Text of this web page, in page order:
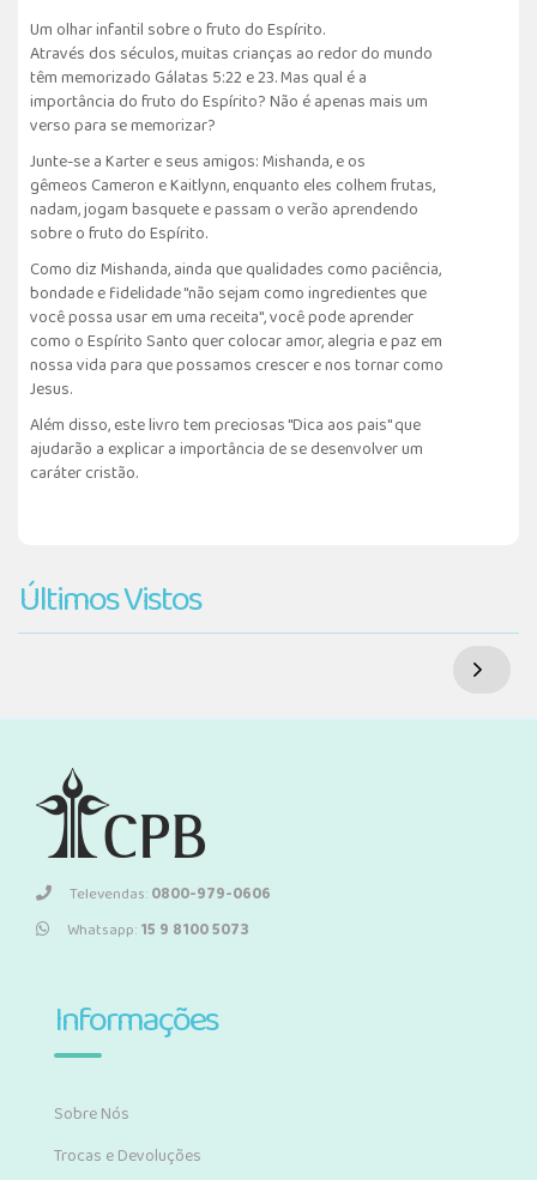
Um olhar infantil sobre o fruto do Espírito.
Através dos séculos, muitas crianças ao redor do mundo
têm memorizado Gálatas 5:22 e 23. Mas qual é a
importância do fruto do Espírito? Não é apenas mais um
verso para se memorizar?
Junte-se a Karter e seus amigos: Mishanda, e os
gêmeos Cameron e Kaitlynn, enquanto eles colhem frutas,
nadam, jogam basquete e passam o verão aprendendo
sobre o fruto do Espírito.
Como diz Mishanda, ainda que qualidades como paciência,
bondade e fidelidade "não sejam como ingredientes que
você possa usar em uma receita", você pode aprender
como o Espírito Santo quer colocar amor, alegria e paz em
nossa vida para que possamos crescer e nos tornar como
Jesus.
Além disso, este livro tem preciosas "Dica aos pais" que
ajudarão a explicar a importância de se desenvolver um
caráter cristão.
Últimos Vistos
Televendas:0800-979-0606
Whatsapp:15 9 8100 5073
Informações
Sobre Nós
Trocas e Devoluções